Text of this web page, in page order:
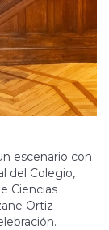
escenario con
del Colegio,
Ciencias
Ortiz